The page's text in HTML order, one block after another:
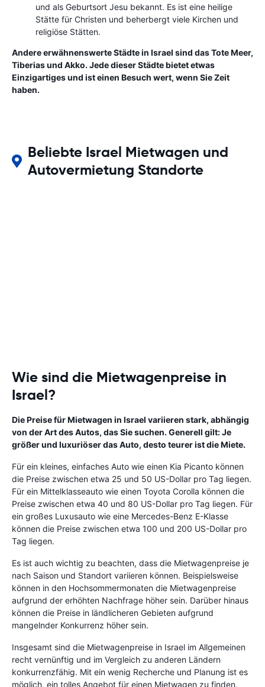
und als Geburtsort Jesu bekannt. Es ist eine heilige
Stätte für Christen und beherbergt viele Kirchen und
religiöse Stätten.
Andere erwähnenswerte Städte in Israel sind das Tote Meer,
Tiberias und Akko. Jede dieser Städte bietet etwas
Einzigartiges und ist einen Besuch wert, wenn Sie Zeit
haben.
Beliebte Israel Mietwagen und
Autovermietung Standorte
Wie sind die Mietwagenpreise in
Israel?
Die Preise für Mietwagen in Israel variieren stark, abhängig
von der Art des Autos, das Sie suchen. Generell gilt: Je
größer und luxuriöser das Auto, desto teurer ist die Miete.
Für ein kleines, einfaches Auto wie einen Kia Picanto können
die Preise zwischen etwa 25 und 50 US-Dollar pro Tag liegen.
Für ein Mittelklasseauto wie einen Toyota Corolla können die
Preise zwischen etwa 40 und 80 US-Dollar pro Tag liegen. Für
ein großes Luxusauto wie eine Mercedes-Benz E-Klasse
können die Preise zwischen etwa 100 und 200 US-Dollar pro
Tag liegen.
Es ist auch wichtig zu beachten, dass die Mietwagenpreise je
nach Saison und Standort variieren können. Beispielsweise
können in den Hochsommermonaten die Mietwagenpreise
aufgrund der erhöhten Nachfrage höher sein. Darüber hinaus
können die Preise in ländlicheren Gebieten aufgrund
mangelnder Konkurrenz höher sein.
Insgesamt sind die Mietwagenpreise in Israel im Allgemeinen
recht vernünftig und im Vergleich zu anderen Ländern
konkurrenzfähig. Mit ein wenig Recherche und Planung ist es
möglich, ein tolles Angebot für einen Mietwagen zu finden.